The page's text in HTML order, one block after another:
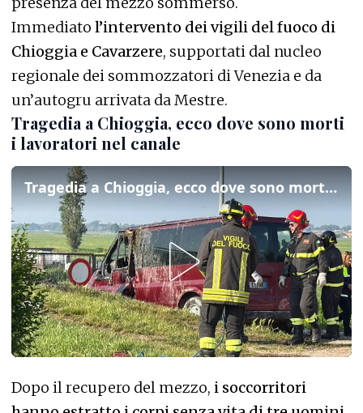
Immediato l’intervento dei vigili del fuoco di
Chioggia e Cavarzere, supportati dal nucleo
regionale dei sommozzatori di Venezia e da
un’autogru arrivata da Mestre.
Tragedia a Chioggia, ecco dove sono morti
i lavoratori nel canale
Tragedia a Chioggia, ecco dove sono morti i lavoratori nel canale
Dopo il recupero del mezzo, i soccorritori